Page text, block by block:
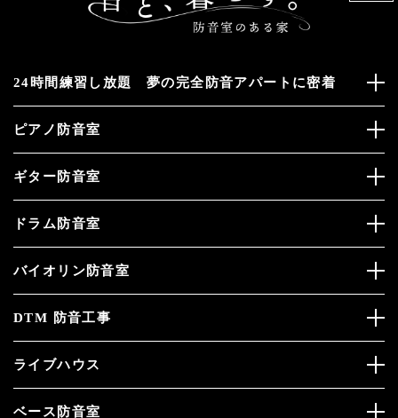
24時間練習し放題 夢の完全防音アパートに密着
ピアノ防音室
ギター防音室
ドラム防音室
バイオリン防音室
DTM 防音工事
ライブハウス
ベース防音室